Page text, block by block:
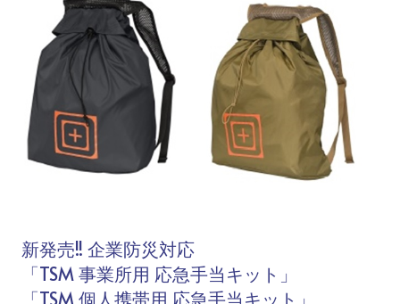
新発売!! 企業防災対応
「TSM 事業所用 応急手当キット」
「TSM 個人携帯用 応急手当キット」